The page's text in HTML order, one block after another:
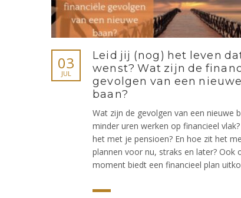
03
JUL
Leid jij (nog) het leven
wenst? Wat zijn de
gevolgen van een nieuwe
baan?
Wat zijn de gevolgen van een nieuwe
minder uren werken op financieel
het met je pensioen? En hoe zit het
plannen voor nu, straks en later? Ook
moment biedt een financieel plan